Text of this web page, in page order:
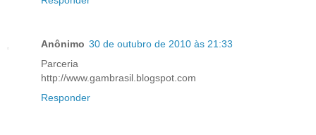
Anônimo 30 de outubro de 2010 às 21:33
Parceria
http://www.gambrasil.blogspot.com
Responder